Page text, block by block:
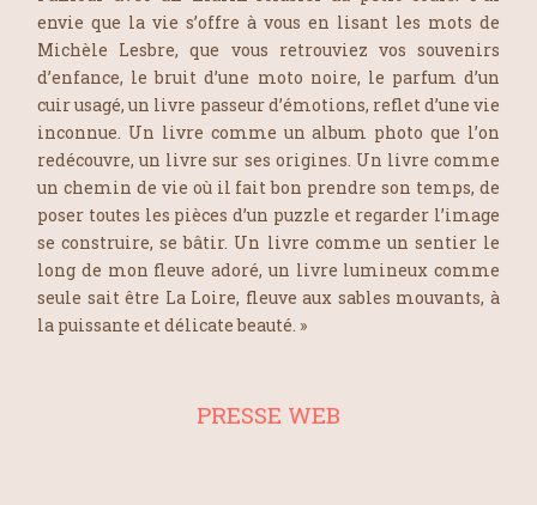
envie que la vie s’offre à vous en lisant les mots de
Michèle Lesbre, que vous retrouviez vos souvenirs
d’enfance, le bruit d’une moto noire, le parfum d’un
cuir usagé, un livre passeur d’émotions, reflet d’une vie
inconnue. Un livre comme un album photo que l’on
redécouvre, un livre sur ses origines. Un livre comme
un chemin de vie où il fait bon prendre son temps, de
poser toutes les pièces d’un puzzle et regarder l’image
se construire, se bâtir. Un livre comme un sentier le
long de mon fleuve adoré, un livre lumineux comme
seule sait être La Loire, fleuve aux sables mouvants, à
la puissante et délicate beauté. »
PRESSE WEB